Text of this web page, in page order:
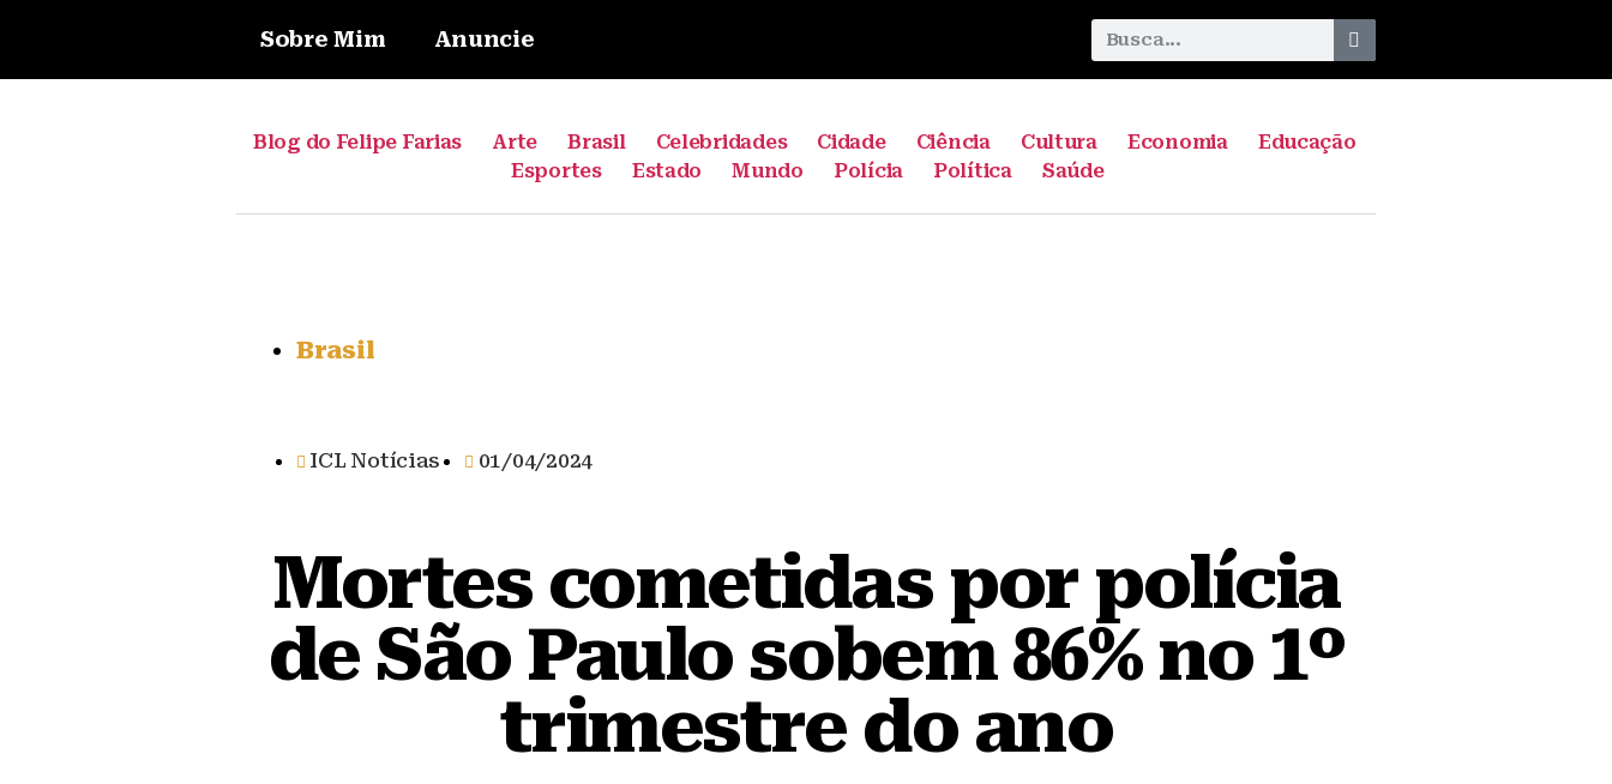
Sobre Mim Anuncie
Blog do Felipe Farias Arte Brasil Celebridades Cidade Ciência Cultura Economia
Educação
Esportes
Estado Mundo Polícia Política Saúde
Brasil
ICL Notícias 01/04/2024
Mortes cometidas por polícia
de São Paulo sobem 86% no 1º
trimestre do ano